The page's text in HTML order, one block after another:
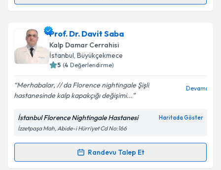
takvim hazırlandığında e-posta ile bilgilendireceğiz.
E-posta Adresiniz
Kişisel verilerimin işlenmesine ilişkin
kapsamda işlenmesini kabul ediyorum.
Takvim Talebini Gönder
Prof. Dr. Davit Saba
Kalp Damar Cerrahisi
İstanbul, Büyükçekmece
5 (4 Değerlendirme)
Merhabalar, // da Florence nightingale Şişli
hastanesinde kalp kapakçığı değişimi...
Devamı
İstanbul Florence Nightingale Hastanesi Haritada Göster
İzzetpaşa Mah, Abide-i Hürriyet Cd No:166
Randevu Talep Et
Randevu Takvimi Talebi